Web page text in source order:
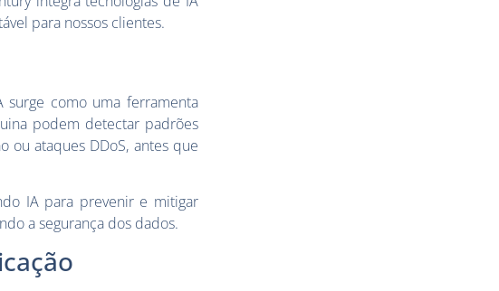
para nossos clientes.
surge como uma ferramenta
podem detectar padrões
ou ataques DDoS, antes que
IA para prevenir e mitigar
a segurança dos dados.